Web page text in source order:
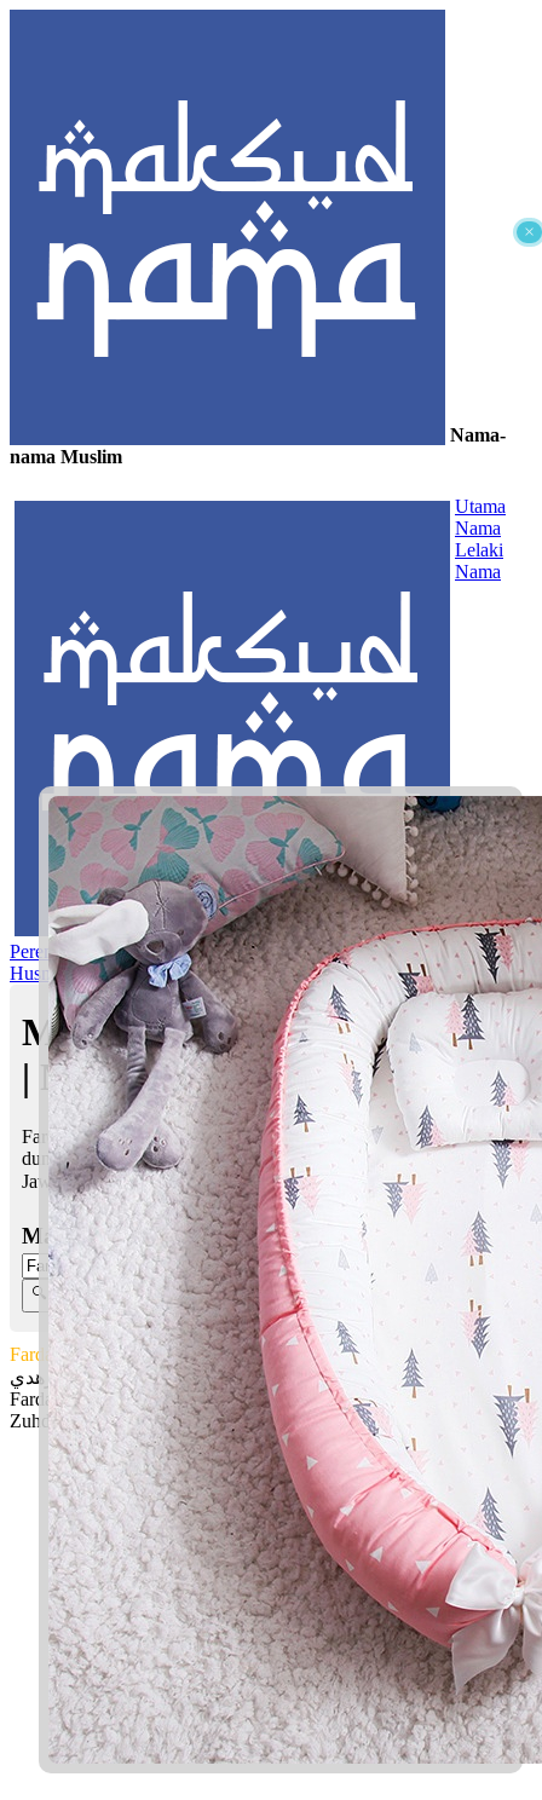
×
Nama-
nama Muslim
Utama
Nama
Lelaki
Nama
Perempuan Nama Pilihan Nama Gabungan Nama Rasul
Asma’ul
Husna Mom's Club
Maksud nama Fardan Zuhdi
| Maksud Nama dalam Islam
Fardan Zuhdi bermaksud Unik; Zuhud, rendah hati, tidak rakus
dunia
Jawi:فردان زهدي
Masukkan Nama:
Fardan Zuhdi
فردان زهدي
Fardan: Unik
Zuhdi: Zuhud, rendah hati, tidak rakus dunia
✚ Baju Baby Custom Nama 'Fardan Zuhdi'